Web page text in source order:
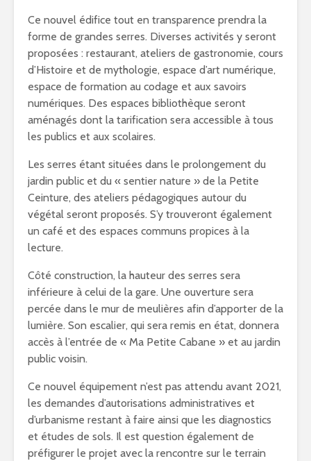
Ce nouvel édifice tout en transparence prendra la
forme de grandes serres. Diverses activités y seront
proposées : restaurant, ateliers de gastronomie, cours
d’Histoire et de mythologie, espace d’art numérique,
espace de formation au codage et aux savoirs
numériques. Des espaces bibliothèque seront
aménagés dont la tarification sera accessible à tous
les publics et aux scolaires.
Les serres étant situées dans le prolongement du
jardin public et du « sentier nature » de la Petite
Ceinture, des ateliers pédagogiques autour du
végétal seront proposés. S’y trouveront également
un café et des espaces communs propices à la
lecture.
Côté construction, la hauteur des serres sera
inférieure à celui de la gare. Une ouverture sera
percée dans le mur de meulières afin d’apporter de la
lumière. Son escalier, qui sera remis en état, donnera
accès à l’entrée de « Ma Petite Cabane » et au jardin
public voisin.
Ce nouvel équipement n’est pas attendu avant 2021,
les demandes d’autorisations administratives et
d’urbanisme restant à faire ainsi que les diagnostics
et études de sols. Il est question également de
préfigurer le projet avec la rencontre sur le terrain